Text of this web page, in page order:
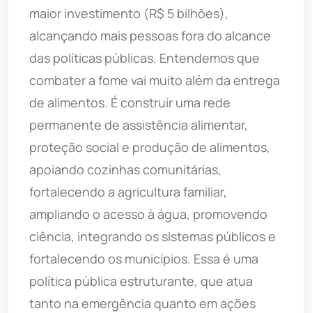
maior investimento (R$ 5 bilhões),
alcançando mais pessoas fora do alcance
das políticas públicas. Entendemos que
combater a fome vai muito além da entrega
de alimentos. É construir uma rede
permanente de assistência alimentar,
proteção social e produção de alimentos,
apoiando cozinhas comunitárias,
fortalecendo a agricultura familiar,
ampliando o acesso à água, promovendo
ciência, integrando os sistemas públicos e
fortalecendo os municípios. Essa é uma
política pública estruturante, que atua
tanto na emergência quanto em ações